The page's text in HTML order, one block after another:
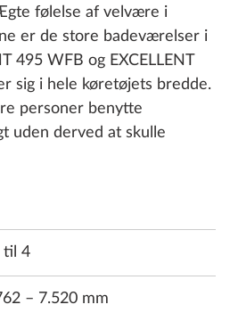
følelse af velvære i
er de store badeværelser i
495 WFB og EXCELLENT
sig i hele køretøjets bredde.
personer benytte
uden derved at skulle
til 4
– 7.520 mm